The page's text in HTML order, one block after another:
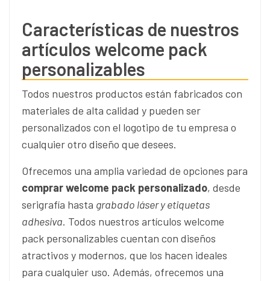
Características de nuestros
artículos welcome pack
personalizables
Todos nuestros productos están fabricados con
materiales de alta calidad y pueden ser
personalizados con el logotipo de tu empresa o
cualquier otro diseño que desees.
Ofrecemos una amplia variedad de opciones para
comprar welcome pack personalizado, desde
serigrafía hasta grabado láser y etiquetas
adhesiva. Todos nuestros artículos welcome
pack personalizables cuentan con diseños
atractivos y modernos, que los hacen ideales
para cualquier uso. Además, ofrecemos una